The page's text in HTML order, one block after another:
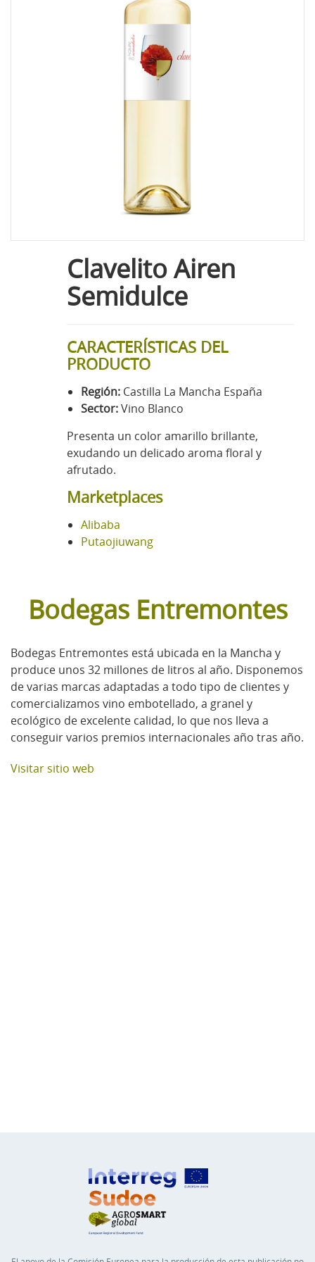
Clavelito Airen
Semidulce
CARACTERÍSTICAS DEL
PRODUCTO
Región: Castilla La Mancha España
Sector:Vino Blanco
Presenta un color amarillo brillante,
exudando un delicado aroma floral y
afrutado.
Marketplaces
Alibaba
Putaojiuwang
Bodegas Entremontes
Bodegas Entremontes está ubicada en la Mancha y
produce unos 32 millones de litros al año. Disponemos
de varias marcas adaptadas a todo tipo de clientes y
comercializamos vino embotellado, a granel y
ecológico de excelente calidad, lo que nos lleva a
conseguir varios premios internacionales año tras año.
Visitar sitio web